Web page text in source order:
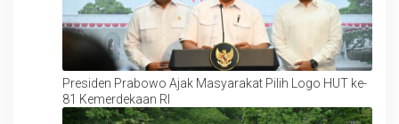
Presiden Prabowo Ajak Masyarakat Pilih Logo HUT ke-
81 Kemerdekaan RI